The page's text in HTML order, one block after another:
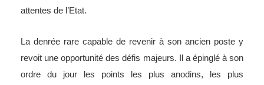
attentes de l’Etat.
La denrée rare capable de revenir à son ancien poste y
revoit une opportunité des défis majeurs. Il a épinglé à son
ordre du jour les points les plus anodins, les plus